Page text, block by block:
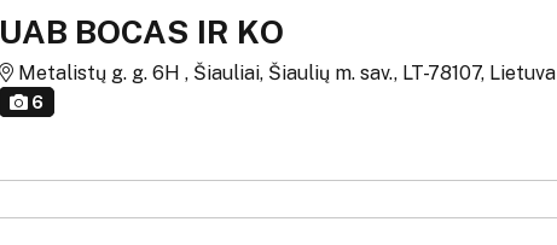
UAB BOCAS IR KO
Metalistų g. g. 6H , Šiauliai, Šiaulių m. sav., LT-78107, Lietuva
6